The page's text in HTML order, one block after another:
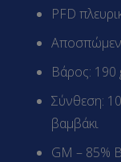
PFD
Βάρος: 190
Σύνθεση:
βαμβάκι
GM – 85%